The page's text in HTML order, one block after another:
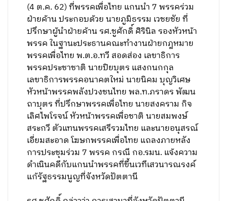
(4 ต.ค. 62) ที่พรรคเพื่อไทย แกนนำ 7 พรรคร่วม
ฝ่ายค้าน ประกอบด้วย นายภูมิธรรม เวชยชัย ที่
ปรึกษาผู้นำฝ่ายค้าน รศ.ชูศักดิ์ ศิรินิล รองหัวหน้า
พรรค ในฐานะประธานคณะทำงานฝ่ายกฎหมาย
พรรคเพื่อไทย พ.ต.อ.ทวี สอดส่อง เลขาธิการ
พรรคประชาชาติ นายปิยบุตร แสงกนกกุล
เลขาธิการพรรคอนาคตใหม่ นายนิคม บุญวิเศษ
หัวหน้าพรรคพลังปวงชนไทย พล.ท.ภราดร พัฒน
ถาบุตร ที่ปรึกษาพรรคเพื่อไทย นายสงคราม กิจ
เลิศไพโรจน์ หัวหน้าพรรคเพื่อชาติ นายสมพงษ์
สระกวี ตัวแทนพรรคเสรีรวมไทย และนายอนุสรณ์
เอี่ยมสะอาด โฆษกพรรคเพื่อไทย แถลงภายหลัง
การประชุมร่วม 7 พรรค กรณี กอ.รมน. แจ้งความ
ดำเนินคดีกับแกนนำพรรคที่ขึ้นเวทีเสวนารณรงค์
แก้รัฐธรรมนูญที่จังหวัดปัตตานี